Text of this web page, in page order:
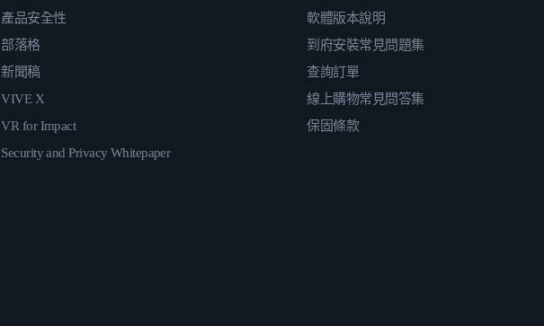
產品安全性
部落格
新聞稿
VIVE X
VR for Impact
Security and Privacy Whitepaper
軟體版本說明
到府安裝常見問題集
查詢訂單
線上購物常見問答集
保固條款